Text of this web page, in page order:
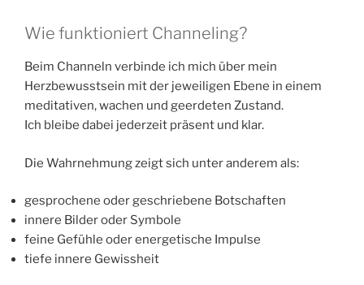
Wie funktioniert Channeling?
Beim Channeln verbinde ich mich über mein
Herzbewusstsein mit der jeweiligen Ebene in einem
meditativen, wachen und geerdeten Zustand.
Ich bleibe dabei jederzeit präsent und klar.
Die Wahrnehmung zeigt sich unter anderem als:
gesprochene oder geschriebene Botschaften
innere Bilder oder Symbole
feine Gefühle oder energetische Impulse
tiefe innere Gewissheit